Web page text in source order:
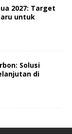
2027: Target
untuk
Solusi
di